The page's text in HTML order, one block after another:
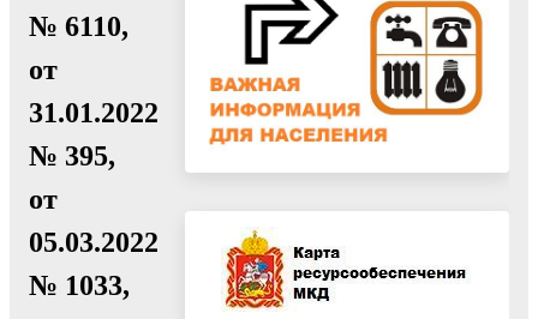
№ 6110,
от
31.01.2022
№ 395,
от
05.03.2022
№ 1033,